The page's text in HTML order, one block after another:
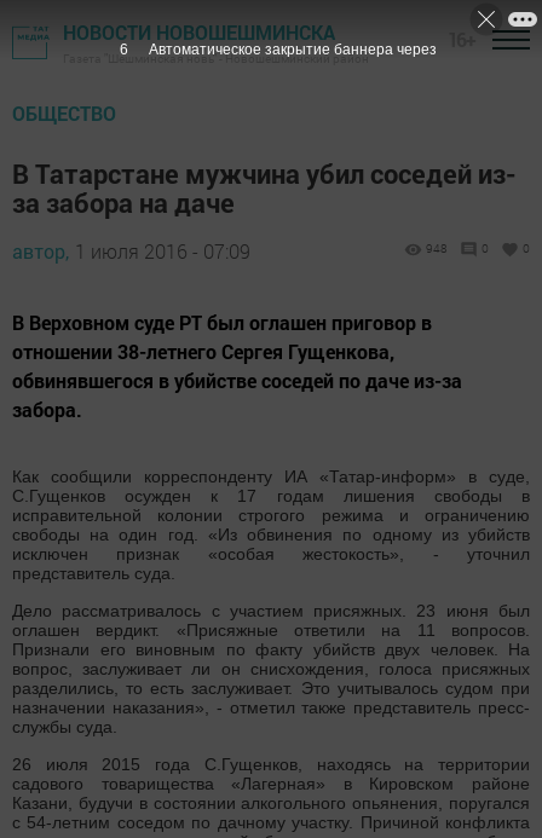
НОВОСТИ НОВОШЕШМИНСКА
Газета "Шешминская новь" - Новошешминский район
ОБЩЕСТВО
В Татарстане мужчина убил соседей из-
за забора на даче
автор, 1 июля 2016 - 07:09 948 0 0
В Верховном суде РТ был оглашен приговор в
отношении 38-летнего Сергея Гущенкова,
обвинявшегося в убийстве соседей по даче из-за
забора.
Как сообщили корреспонденту ИА «Татар-информ» в суде,
С.Гущенков осужден к 17 годам лишения свободы в
исправительной колонии строгого режима и ограничению
свободы на один год. «Из обвинения по одному из убийств
исключен признак «особая жестокость», - уточнил
представитель суда.
Дело рассматривалось с участием присяжных. 23 июня был
оглашен вердикт. «Присяжные ответили на 11 вопросов.
Признали его виновным по факту убийств двух человек. На
вопрос, заслуживает ли он снисхождения, голоса присяжных
разделились, то есть заслуживает. Это учитывалось судом при
назначении наказания», - отметил также представитель пресс-
службы суда.
26 июля 2015 года С.Гущенков, находясь на территории
садового товарищества «Лагерная» в Кировском районе
Казани, будучи в состоянии алкогольного опьянения, поругался
с 54-летним соседом по дачному участку. Причиной конфликта
5 Автоматическое закрытие баннера через